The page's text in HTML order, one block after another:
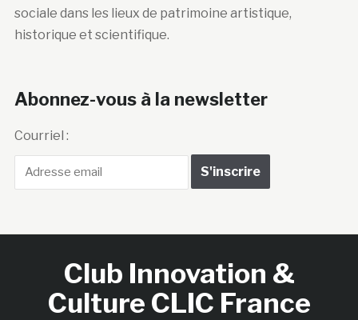
sociale dans les lieux de patrimoine artistique,
historique et scientifique.
Abonnez-vous à la newsletter
Courriel :
Club Innovation &
Culture CLIC France